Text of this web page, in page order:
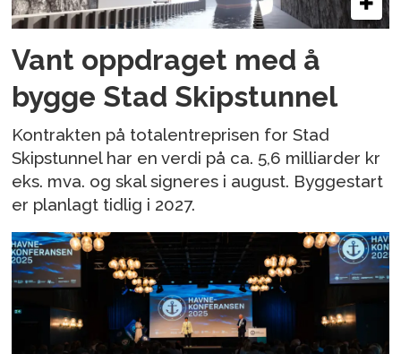
Vant oppdraget med å
bygge Stad Skipstunnel
Kontrakten på totalentreprisen for Stad
Skipstunnel har en verdi på ca. 5,6 milliarder kr
eks. mva. og skal signeres i august. Byggestart
er planlagt tidlig i 2027.